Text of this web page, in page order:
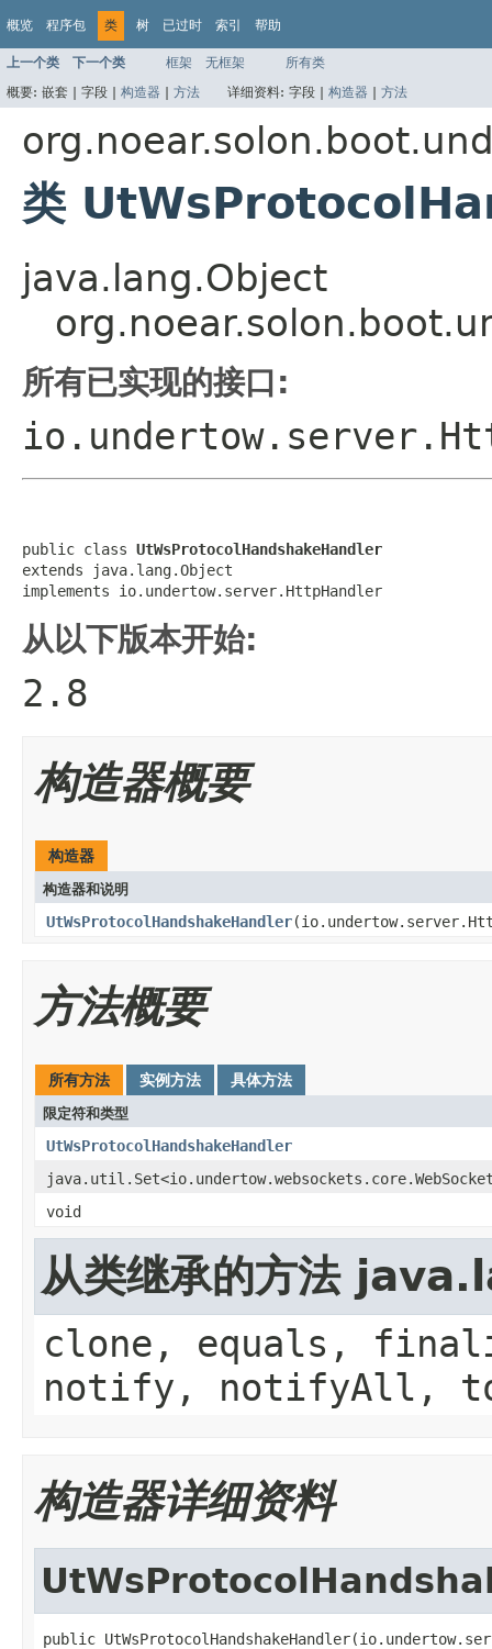
概览 程序包 类 树 已过时 索引 帮助
上一个类 下一个类 框架 无框架
所有类
概要: 嵌套 | 字段 | 构造器 | 方法 详细资料: 字段 | 构造器 | 方法
类
java.lang.Object
所有已实现的接口:
public class UtWsProtocolHandshakeHandler
extends java.lang.Object
implements io.undertow.server.HttpHandler
从以下版本开始:
2.8
构造器概要
构造器
构造器和说明
UtWsProtocolHandshakeHandler
方法概要
所有方法 实例方法 具体方法
限定符和类型
UtWsProtocolHandshakeHandler
void
从类继承的方法
clone, equals,
notify, notifyAll,
构造器详细资料
public